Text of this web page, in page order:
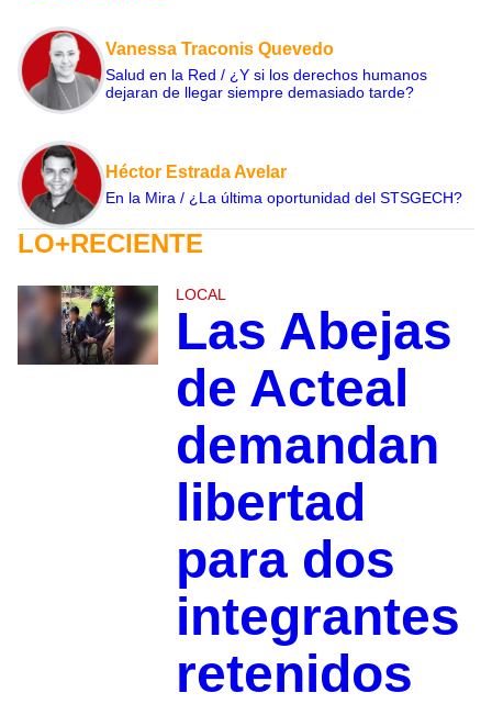
Vanessa Traconis Quevedo
Salud en la Red / ¿Y si los derechos humanos
dejaran de llegar siempre demasiado tarde?
Héctor Estrada Avelar
En la Mira / ¿La última oportunidad del STSGECH?
LO+RECIENTE
LOCAL
Las Abejas
de Acteal
demandan
libertad
para dos
integrantes
retenidos